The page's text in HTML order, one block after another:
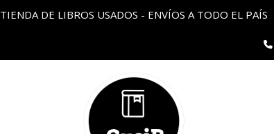
TIENDA DE LIBROS USADOS - ENVÍOS A TODO EL PAÍS